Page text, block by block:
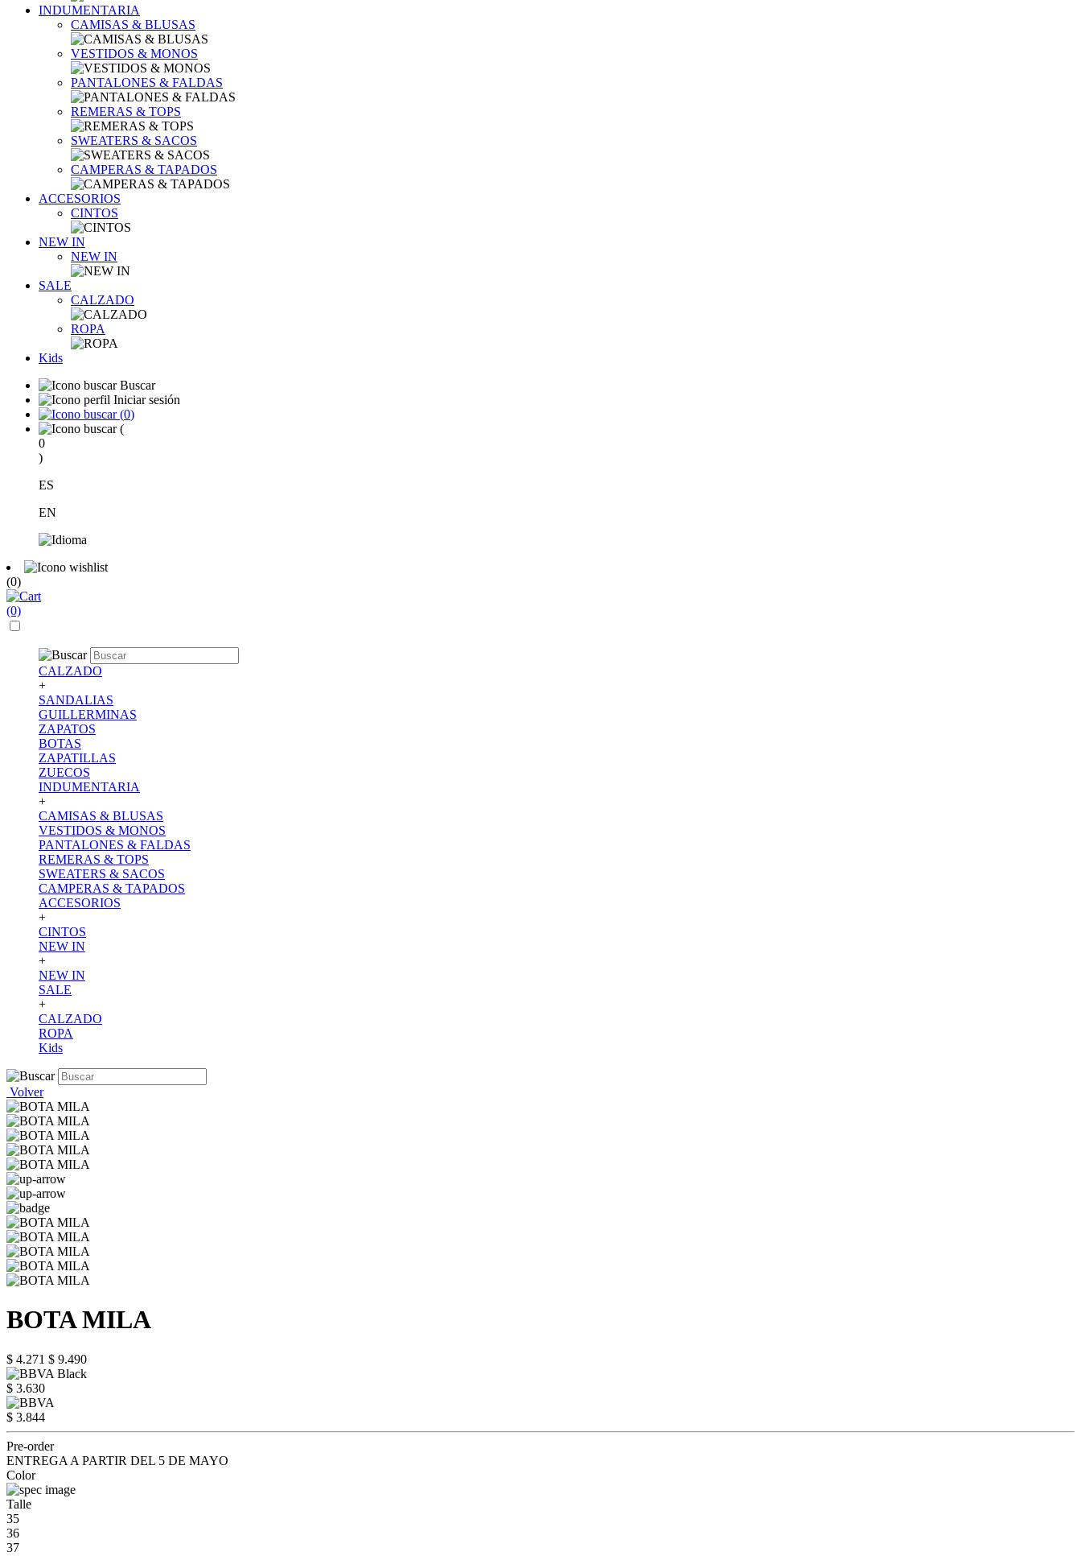
INDUMENTARIA
CAMISAS & BLUSAS
VESTIDOS & MONOS
PANTALONES & FALDAS
REMERAS & TOPS
SWEATERS & SACOS
CAMPERAS & TAPADOS
ACCESORIOS
CINTOS
NEW IN
NEW IN
SALE
CALZADO
ROPA
Kids
Buscar
Iniciar sesión
(0)
(
0
)
ES
EN
(0)
(0)
CALZADO
+
SANDALIAS
GUILLERMINAS
ZAPATOS
BOTAS
ZAPATILLAS
ZUECOS
INDUMENTARIA
+
CAMISAS & BLUSAS
VESTIDOS & MONOS
PANTALONES & FALDAS
REMERAS & TOPS
SWEATERS & SACOS
CAMPERAS & TAPADOS
ACCESORIOS
+
CINTOS
NEW IN
+
NEW IN
SALE
+
CALZADO
ROPA
Kids
Volver
BOTA MILA
$ 4.271 $ 9.490
$ 3.630
$ 3.844
Pre-order
ENTREGA A PARTIR DEL 5 DE MAYO
Color
Talle
35
36
37